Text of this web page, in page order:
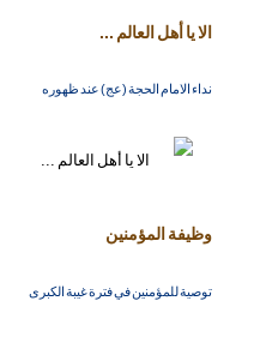
الا يا أهل العالم ...
نداء الامام الحجة (عج) عند ظهوره
وظيفة المؤمنين
توصية للمؤمنين في فترة غيبة الكبرى